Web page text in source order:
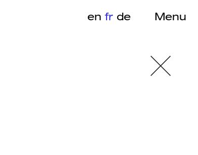
en fr de Menu